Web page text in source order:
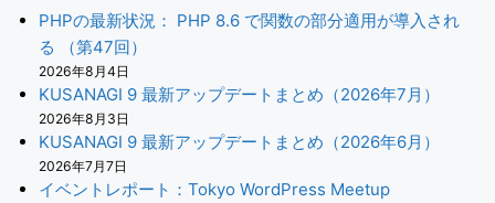
PHPの最新状況： PHP 8.6 で関数の部分適用が導入され
る （第47回）
2026年8月4日
KUSANAGI 9 最新アップデートまとめ（2026年7月）
2026年8月3日
KUSANAGI 9 最新アップデートまとめ（2026年6月）
2026年7月7日
イベントレポート：Tokyo WordPress Meetup